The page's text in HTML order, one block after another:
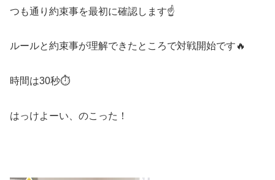
つも通り約束事を最初に確認します☝️
ルールと約束事が理解できたところで対戦開始です🔥
時間は30秒⏱️
はっけよーい、のこった！